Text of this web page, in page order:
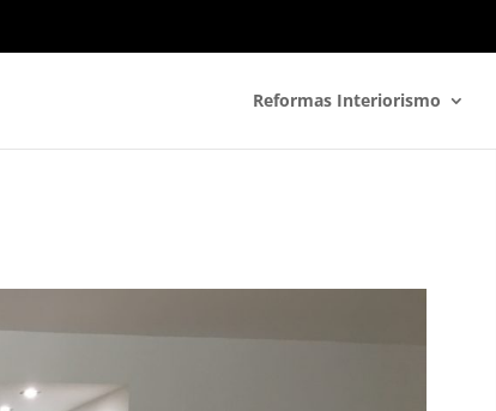
Reformas Interiorismo